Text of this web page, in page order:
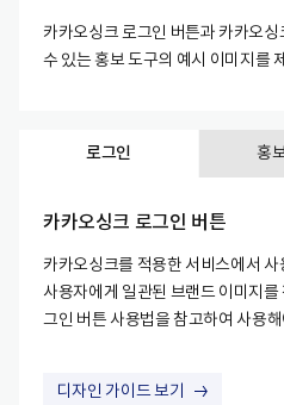
카카오맵
카카오디벨로퍼스
카카오싱크 로그인 버튼과 카카오
수 있는 홍보 도구의 예시 이미지를
로그인 홍
카카오싱크 로그인 버튼
카카오싱크를 적용한 서비스에서
사용자에게 일관된 브랜드 이미지
그인 버튼 사용법을 참고하여 사용
디자인 가이드 보기